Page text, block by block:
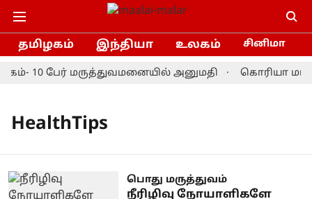
தமிழகம் இந்தியா உலகம் சினிமா
10 பேர் மருத்துவமனையில் அனுமதி கொரியா
HealthTips
பொது மருத்துவம்
நீரிழிவு நோயாளிகளே